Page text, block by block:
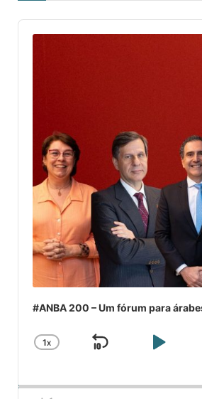
Audio
Player
#ANBA 200 – Um fórum para
CHANGE
1X
SKIP